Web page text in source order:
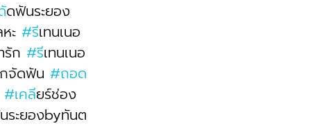
ัดฟันระยอง
ะ #รีเทนเนอ
รัก #รีเทนเนอ
็กจัดฟัน #ถอด
#เคลียร์ช่อง
ระยองbyทันต